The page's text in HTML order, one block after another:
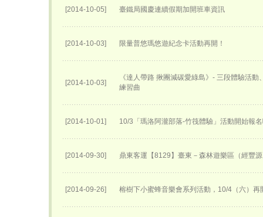
[2014-10-05] 臺鐵局國慶連續假期加開班車資訊
[2014-10-03] 限量普悠瑪悠遊紀念卡活動再開！
[2014-10-03]
《達人帶路 揪團減碳愛綠島》- 三段體驗活
練習曲
[2014-10-01] 10/3「瑪洛阿瀧部落-竹筏體驗」活動開始報
[2014-09-30] 鼎東客運【8129】臺東－森林遊樂區（經豐
[2014-09-26] 榕樹下小蜜蜂音樂會系列活動，10/4（六）再